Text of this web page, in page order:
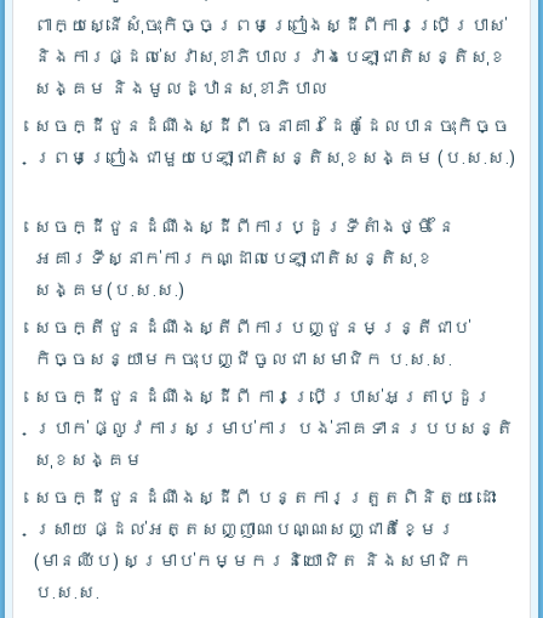
ពាក្យស្នើសុំចុះកិច្ចព្រមព្រៀងស្ដីពីការប្រើប្រាស់
និងការផ្ដល់សេវាសុខាភិបាលរវាងបេឡាជាតិសន្តិសុខ
សង្គម និងមូលដ្ឋានសុខាភិបាល
សេចក្ដីជូនដំណឹងស្ដីពី ធនាគារដៃគូដែលបានចុះកិច្ច
ព្រមព្រៀងជាមួយបេឡាជាតិសន្តិសុខសង្គម (ប.ស.ស.)
សេចក្ដីជូនដំណឹងស្ដីពីការប្ដូរទីតាំងថ្មី នៃ
អគារទីស្នាក់ការកណ្ដាលបេឡាជាតិសន្តិសុខ
សង្គម(ប.ស.ស.)
សេចក្តីជូនដំណឹងស្តីពីការបញ្ជូនមន្រ្តីជាប់
កិច្ចសន្យាមកចុះបញ្ជីចូលជា សមាជិក ប.ស.ស.
សេចក្ដីជូនដំណឹងស្ដីពី ការប្រើប្រាស់អត្រាប្ដូរ
ប្រាក់ ផ្លូវការសម្រាប់ការ បង់ភាគទានរបបសន្តិ
សុខសង្គម
សេចក្ដីជូនដំណឹងស្ដីពី បន្តការត្រួតពិនិត្យ ដោះ
ស្រាយ ផ្ដល់អត្តសញ្ញាណបណ្ណសញ្ជាតិខ្មែរ
(មានឈីប) សម្រាប់កម្មករនិយោជិត និងសមាជិក
ប.ស.ស.